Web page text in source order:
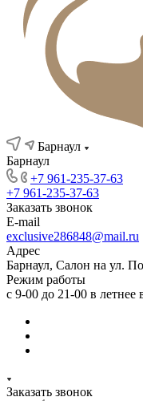
Барнаул
Барнаул
+7 961-235-37-63
+7 961-235-37-63
Заказать звонок
E-mail
exclusive286848@mail.ru
Адрес
Барнаул, Салон на ул.
Режим работы
с 9-00 до 21-00 в летнее
Заказать звонок